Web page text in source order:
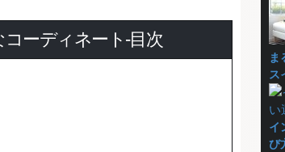
ーディネート-目次
ま
ス
イ
び